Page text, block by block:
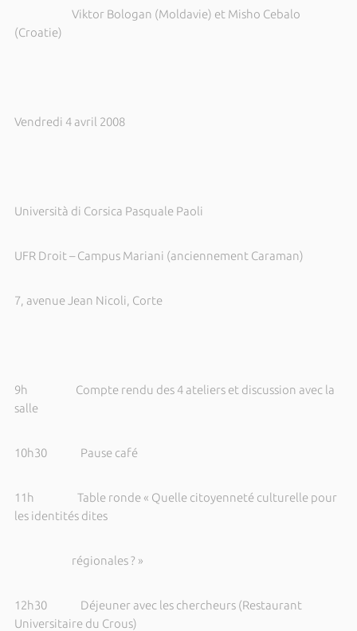
Viktor Bologan (Moldavie) et Misho Cebalo
(Croatie)
Vendredi 4 avril 2008
Università di Corsica Pasquale Paoli
UFR Droit – Campus Mariani (anciennement Caraman)
7, avenue Jean Nicoli, Corte
9h Compte rendu des 4 ateliers et discussion avec la
salle
10h30 Pause café
11h Table ronde « Quelle citoyenneté culturelle pour
les identités dites
régionales ? »
12h30 Déjeuner avec les chercheurs (Restaurant
Universitaire du Crous)